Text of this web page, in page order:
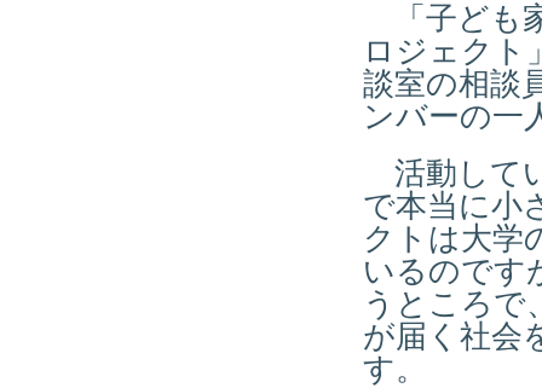
「子ども
ロジェクト
談室の相談
ンバーの一
活動して
で本当に小
クトは大学
いるのです
うところで
が届く社会
す。